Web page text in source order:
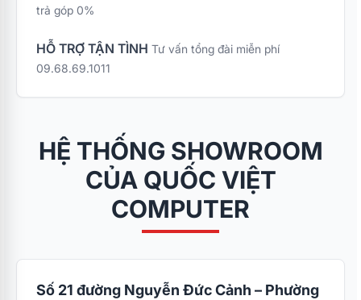
trả góp 0%
HỖ TRỢ TẬN TÌNH Tư vấn tổng đài miễn phí
09.68.69.1011
HỆ THỐNG SHOWROOM
CỦA QUỐC VIỆT
COMPUTER
Số 21 đường Nguyễn Đức Cảnh – Phường